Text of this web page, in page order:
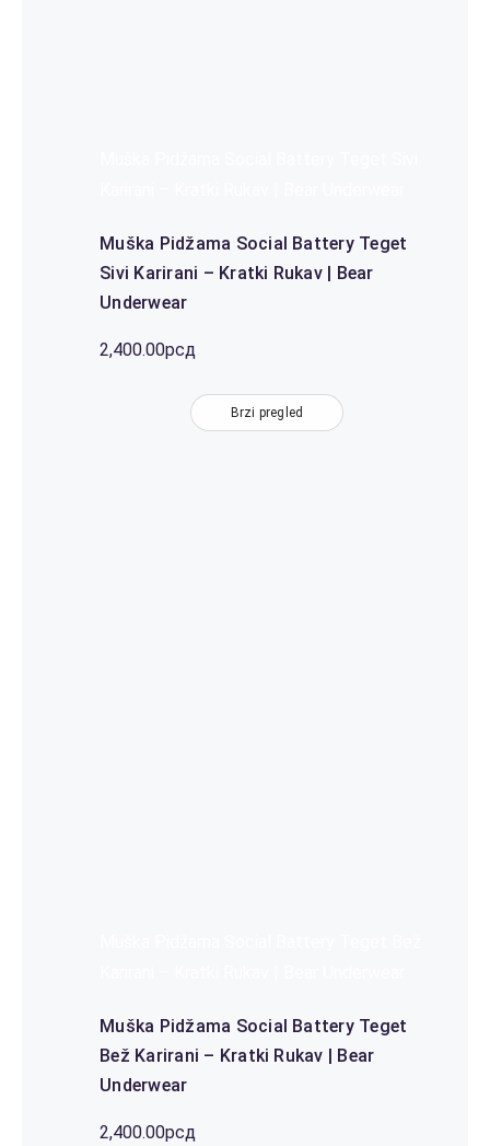
Muška Pidžama Social Battery Teget
Sivi Karirani – Kratki Rukav | Bear
Underwear
2,400.00рсд
Brzi pregled
Muška Pidžama Social Battery Teget
Bež Karirani – Kratki Rukav | Bear
Underwear
2,400.00рсд